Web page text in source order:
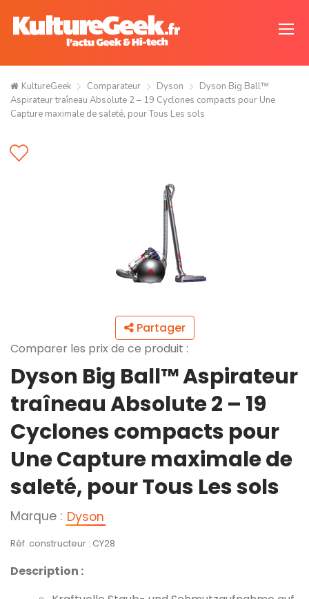
KultureGeek Comparateur Dyson
Dyson Big Ball™
Aspirateur traîneau Absolute 2 – 19 Cyclones compacts pour Une
Capture maximale de saleté, pour Tous Les sols
Partager
Comparer les prix de ce produit :
Dyson Big Ball™ Aspirateur
traîneau Absolute 2 – 19
Cyclones compacts pour
Une Capture maximale de
saleté, pour Tous Les sols
Marque : Dyson
Réf. constructeur : CY28
Description :